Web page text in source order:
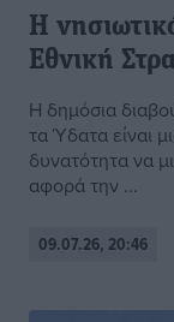
Η
Εθνική
Η δημόσια
τα Ύδατα είναι
δυνατότητα να
αφορά την ...
09.07.26, 20:46